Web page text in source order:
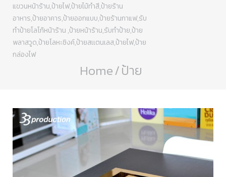
แขวนหน้าร้าน,ป้ายไฟ,ป้ายไม้ทำสี,ป้ายร้าน
อาหาร,ป้ายอาคาร,ป้ายออกแบบ,ป้ายร้านกาแฟ,รับ
ทำป้ายโลโก้หน้าร้าน ,ป้ายหน้าร้าน,รับทำป้าย,ป้าย
พลาสวูด,ป้ายโลหะซิงค์,ป้ายสเเตนเลส,ป้ายไฟ,ป้าย
กล่องไฟ
Home/ป้าย